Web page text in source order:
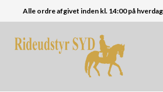
Alle ordre afgivet inden kl. 14:00 på